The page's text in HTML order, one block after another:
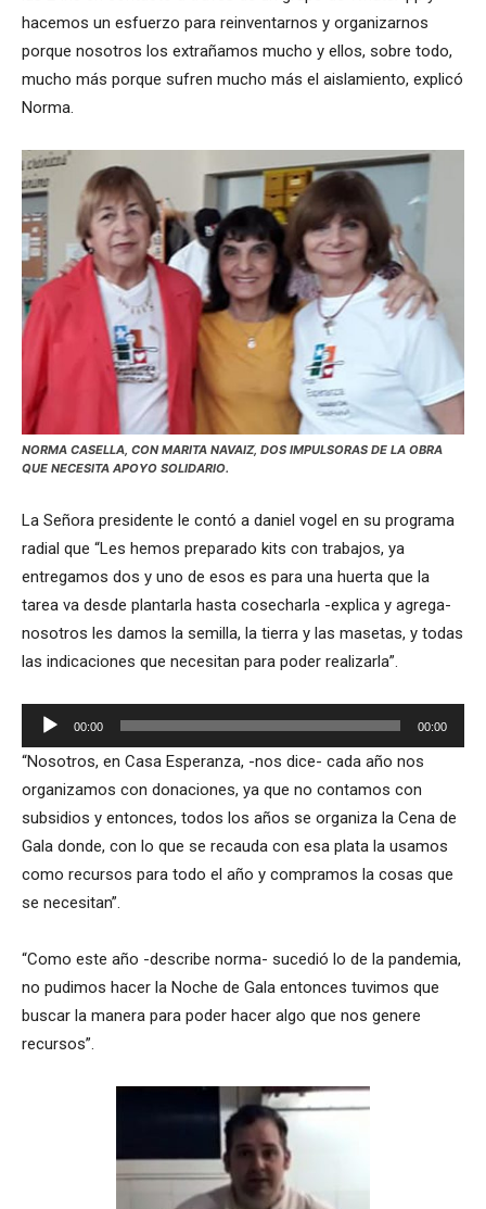
hacemos un esfuerzo para reinventarnos y organizarnos
porque nosotros los extrañamos mucho y ellos, sobre todo,
mucho más porque sufren mucho más el aislamiento, explicó
Norma.
NORMA CASELLA, CON MARITA NAVAIZ, DOS IMPULSORAS DE LA OBRA
QUE NECESITA APOYO SOLIDARIO.
La Señora presidente le contó a daniel vogel en su programa
radial que “Les hemos preparado kits con trabajos, ya
entregamos dos y uno de esos es para una huerta que la
tarea va desde plantarla hasta cosecharla -explica y agrega-
nosotros les damos la semilla, la tierra y las masetas, y todas
las indicaciones que necesitan para poder realizarla”.
Reproductor
de
audio
00:00 00:00
“Nosotros, en Casa Esperanza, -nos dice- cada año nos
organizamos con donaciones, ya que no contamos con
subsidios y entonces, todos los años se organiza la Cena de
Gala donde, con lo que se recauda con esa plata la usamos
como recursos para todo el año y compramos la cosas que
se necesitan”.
“Como este año -describe norma- sucedió lo de la pandemia,
no pudimos hacer la Noche de Gala entonces tuvimos que
buscar la manera para poder hacer algo que nos genere
recursos”.